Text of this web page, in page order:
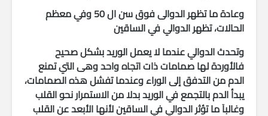
وعادة ما تظهر الدوالى فوق سن ال 50 وفي معظم
الحالات، تظهر الدوالي في الساقين
وتحدث الدوالي عندما لا يعمل الوريد بشكل صحيح
فالأوردة لها صمامات ذات اتجاه واحد وهى التي تمنع
الدم من التدفق إلى الوراء وعندما تفشل هذه الصمامات،
يبدأ الدم بالتجمع في الوريد بدلا من الاستمرار نحو القلب
وغالباَ ما تؤثر الدوالي في الساقين لأنها الأبعد عن القلب